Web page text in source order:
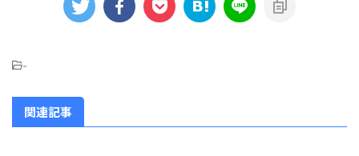
-
関連記事